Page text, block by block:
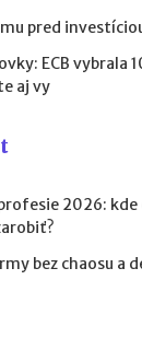
pred
ECB vybrala
aj vy
2026: kde
bez chaosu a